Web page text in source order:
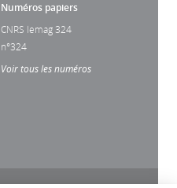
Numéros papiers
CNRS lemag 324
n°324
Voir tous les numéros